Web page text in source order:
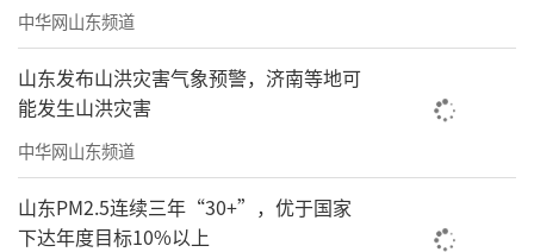
180cm×50cm×2
中华网山东频道
山东发布山洪灾害气象预警，济南等地可
能发生山洪灾害
中华网山东频道
山东PM2.5连续三年“30+”，优于国家
下达年度目标10%以上